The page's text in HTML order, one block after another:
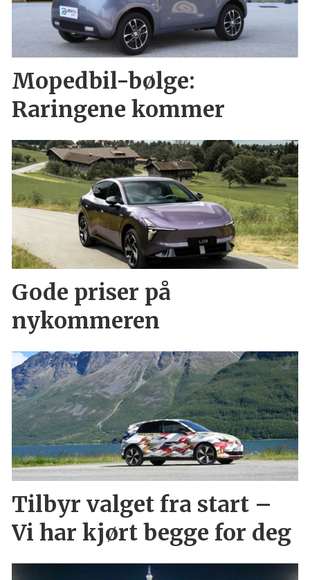
Mopedbil-bølge:
Raringene kommer
Gode priser på
nykommeren
Tilbyr valget fra start –
Vi har kjørt begge for deg